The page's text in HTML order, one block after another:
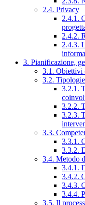
2.4. Privacy
2.4.1.
2.4.2.
2.4.3.
3. Pianificazione,
3.1. Obiettivi
3.2.
3.2.1.
3.2.2.
3.2.3.
3.3.
3.3.1.
3.3.2.
3.4. Metodo
3.4.1.
3.4.2.
3.4.3.
3.4.4.
3.5. Il